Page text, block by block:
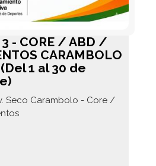
3 - CORE / ABD /
CARAMBOLO
1 al 30 de
Seco Carambolo - Core /